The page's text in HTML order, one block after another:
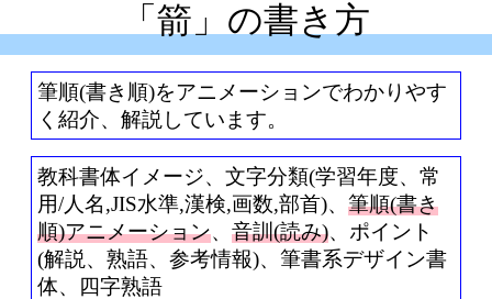
「箭」の書き方
筆順(書き順)をアニメーションでわかりやす
く紹介、解説しています。
教科書体イメージ、文字分類(学習年度、常
用/人名,JIS水準,漢検,画数,部首)、 筆順(書き
順)アニメーション、 音訓(読み)、ポイント
(解説、熟語、参考情報)、筆書系デザイン書
体、四字熟語